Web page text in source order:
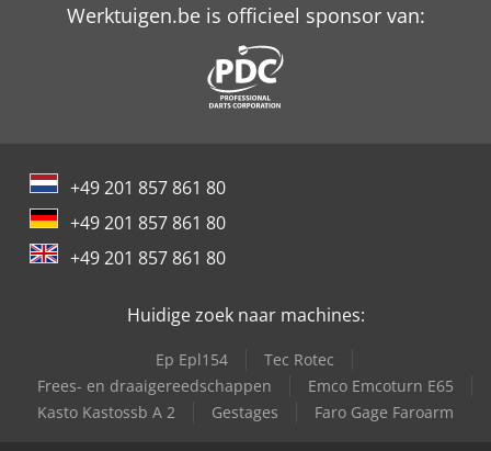
Werktuigen.be is officieel sponsor van:
+49 201 857 861 80
+49 201 857 861 80
+49 201 857 861 80
Huidige zoek naar machines:
Ep Epl154
Tec Rotec
Frees- en draaigereedschappen
Emco Emcoturn E65
Kasto Kastossb A 2
Gestages Faro Gage Faroarm